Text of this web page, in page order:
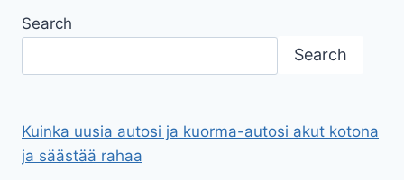
Search
Search
Kuinka uusia autosi ja kuorma-autosi akut kotona
ja säästää rahaa